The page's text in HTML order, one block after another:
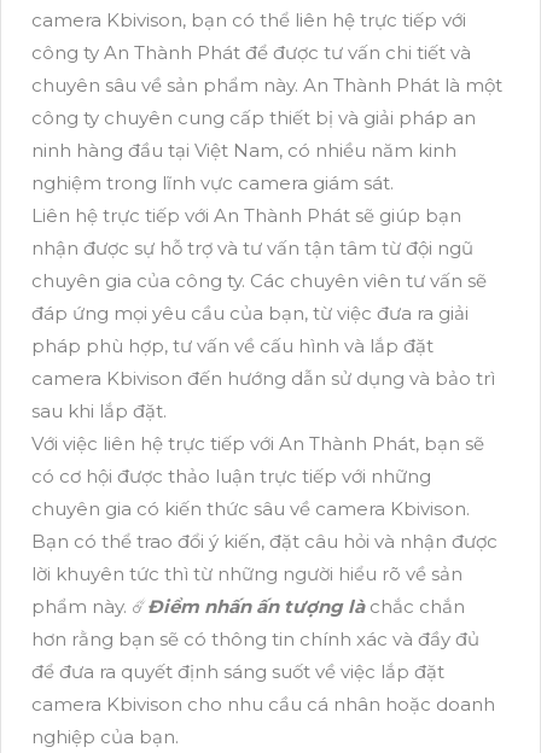
camera Kbivison, bạn có thể liên hệ trực tiếp với
công ty An Thành Phát để được tư vấn chi tiết và
chuyên sâu về sản phẩm này. An Thành Phát là một
công ty chuyên cung cấp thiết bị và giải pháp an
ninh hàng đầu tại Việt Nam, có nhiều năm kinh
nghiệm trong lĩnh vực camera giám sát.
Liên hệ trực tiếp với An Thành Phát sẽ giúp bạn
nhận được sự hỗ trợ và tư vấn tận tâm từ đội ngũ
chuyên gia của công ty. Các chuyên viên tư vấn sẽ
đáp ứng mọi yêu cầu của bạn, từ việc đưa ra giải
pháp phù hợp, tư vấn về cấu hình và lắp đặt
camera Kbivison đến hướng dẫn sử dụng và bảo trì
sau khi lắp đặt.
Với việc liên hệ trực tiếp với An Thành Phát, bạn sẽ
có cơ hội được thảo luận trực tiếp với những
chuyên gia có kiến thức sâu về camera Kbivison.
Bạn có thể trao đổi ý kiến, đặt câu hỏi và nhận được
lời khuyên tức thì từ những người hiểu rõ về sản
phẩm này. ☄️Điểm nhấn ấn tượng làchắc chắn
hơn rằng bạn sẽ có thông tin chính xác và đầy đủ
để đưa ra quyết định sáng suốt về việc lắp đặt
camera Kbivison cho nhu cầu cá nhân hoặc doanh
nghiệp của bạn.